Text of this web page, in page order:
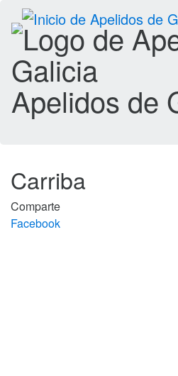
Apelidos de
Carriba
Comparte
Facebook